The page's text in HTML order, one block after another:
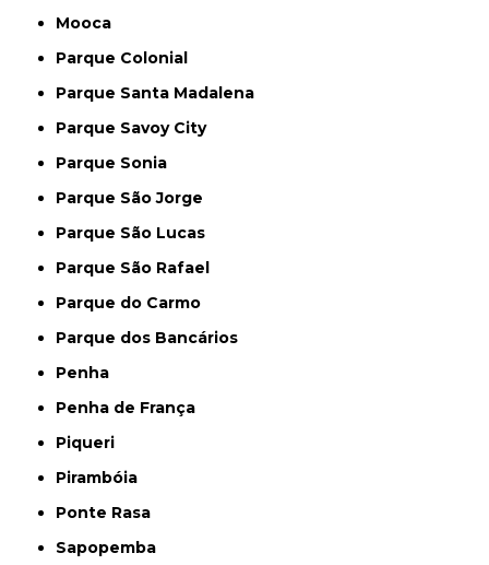
Mooca
Parque Colonial
Parque Santa Madalena
Parque Savoy City
Parque Sonia
Parque São Jorge
Parque São Lucas
Parque São Rafael
Parque do Carmo
Parque dos Bancários
Penha
Penha de França
Piqueri
Pirambóia
Ponte Rasa
Sapopemba